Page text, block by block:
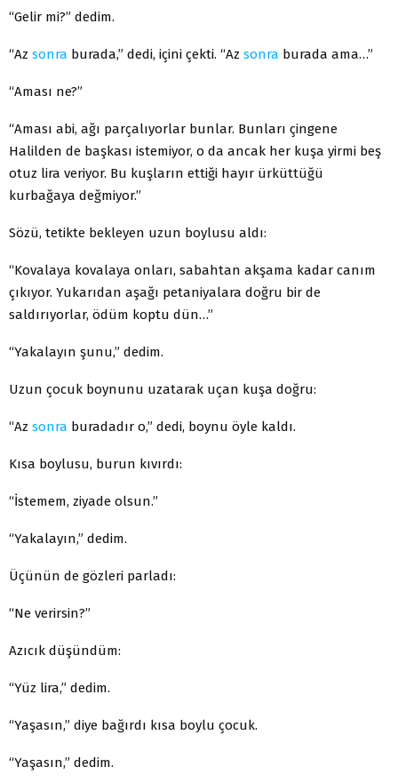
“Gelir mi?” dedim.
“Az sonra burada,” dedi, içini çekti. “Az sonra burada ama…”
“Aması ne?”
“Aması abi, ağı parçalıyorlar bunlar. Bunları çingene
Halilden de başkası istemiyor, o da ancak her kuşa yirmi beş
otuz lira veriyor. Bu kuşların ettiği hayır ürküttüğü
kurbağaya değmiyor.”
Sözü, tetikte bekleyen uzun boylusu aldı:
“Kovalaya kovalaya onları, sabahtan akşama kadar canım
çıkıyor. Yukarıdan aşağı petaniyalara doğru bir de
saldırıyorlar, ödüm koptu dün…”
“Yakalayın şunu,” dedim.
Uzun çocuk boynunu uzatarak uçan kuşa doğru:
“Az sonra buradadır o,” dedi, boynu öyle kaldı.
Kısa boylusu, burun kıvırdı:
“İstemem, ziyade olsun.”
“Yakalayın,” dedim.
Üçünün de gözleri parladı:
“Ne verirsin?”
Azıcık düşündüm:
“Yüz lira,” dedim.
“Yaşasın,” diye bağırdı kısa boylu çocuk.
“Yaşasın,” dedim.